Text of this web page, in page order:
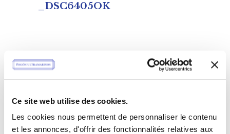
Ce site web utilise des cookies.
Les cookies nous permettent de personnaliser le contenu
et les annonces, d'offrir des fonctionnalités relatives aux
_DSC6405OK
0 COMMENTS